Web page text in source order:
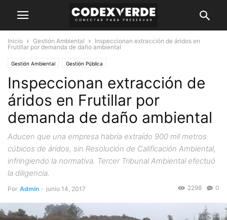
Inicio Gestión Ambiental
Inspeccionan extracción de áridos en
Frutillar por demanda de daño ambiental
Gestión Ambiental Gestión Pública
Inspeccionan extracción de
áridos en Frutillar por
demanda de daño ambiental
Aducen que una empresa habría extraído 900 mil metros
cúbicos de áridos, sin Resolución de Calificación Ambiental,
infringiendo la normativa. Tercer Tribunal Ambiental efectuó
la diligencia.
Por Admin - junio 14, 2017 0
2298